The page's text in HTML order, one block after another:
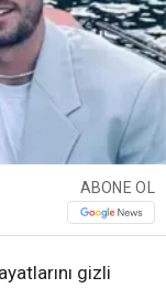
ABONE OL
gizli